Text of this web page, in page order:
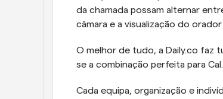
da chamada possam alternar
câmara e a visualização do
O melhor de tudo, a Daily.co faz
se a combinação perfeita para
Cada equipa, organização e